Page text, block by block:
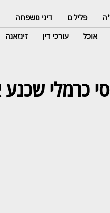
פלילים דיני משפחה
אוכל עורכי דין זינזאנה
כרמלי